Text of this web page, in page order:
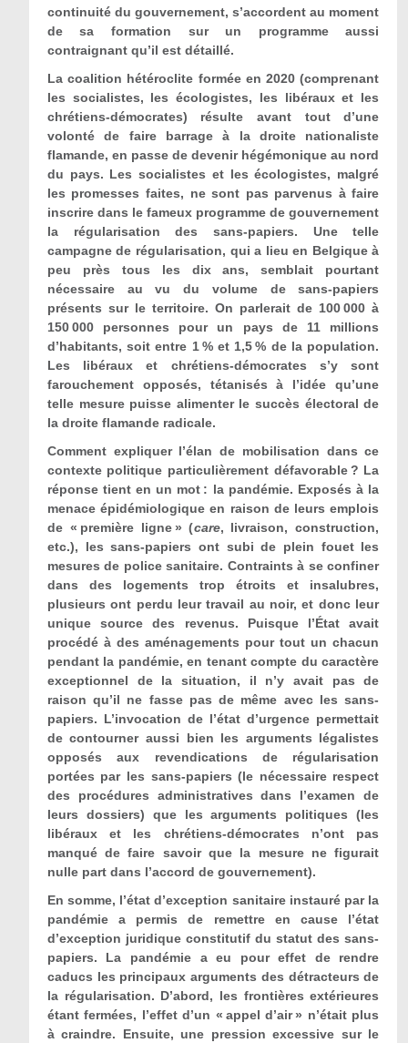
continuité du gouvernement, s’accordent au moment
de sa formation sur un programme aussi
contraignant qu’il est détaillé.
La coalition hétéroclite formée en 2020 (comprenant
les socialistes, les écologistes, les libéraux et les
chrétiens-démocrates) résulte avant tout d’une
volonté de faire barrage à la droite nationaliste
flamande, en passe de devenir hégémonique au nord
du pays. Les socialistes et les écologistes, malgré
les promesses faites, ne sont pas parvenus à faire
inscrire dans le fameux programme de gouvernement
la régularisation des sans-papiers. Une telle
campagne de régularisation, qui a lieu en Belgique à
peu près tous les dix ans, semblait pourtant
nécessaire au vu du volume de sans-papiers
présents sur le territoire. On parlerait de 100 000 à
150 000 personnes pour un pays de 11 millions
d’habitants, soit entre 1 % et 1,5 % de la population.
Les libéraux et chrétiens-démocrates s’y sont
farouchement opposés, tétanisés à l’idée qu’une
telle mesure puisse alimenter le succès électoral de
la droite flamande radicale.
Comment expliquer l’élan de mobilisation dans ce
contexte politique particulièrement défavorable ? La
réponse tient en un mot : la pandémie. Exposés à la
menace épidémiologique en raison de leurs emplois
de « première ligne » (care, livraison, construction,
etc.), les sans-papiers ont subi de plein fouet les
mesures de police sanitaire. Contraints à se confiner
dans des logements trop étroits et insalubres,
plusieurs ont perdu leur travail au noir, et donc leur
unique source des revenus. Puisque l’État avait
procédé à des aménagements pour tout un chacun
pendant la pandémie, en tenant compte du caractère
exceptionnel de la situation, il n’y avait pas de
raison qu’il ne fasse pas de même avec les sans-
papiers. L’invocation de l’état d’urgence permettait
de contourner aussi bien les arguments légalistes
opposés aux revendications de régularisation
portées par les sans-papiers (le nécessaire respect
des procédures administratives dans l’examen de
leurs dossiers) que les arguments politiques (les
libéraux et les chrétiens-démocrates n’ont pas
manqué de faire savoir que la mesure ne figurait
nulle part dans l’accord de gouvernement).
En somme, l’état d’exception sanitaire instauré par la
pandémie a permis de remettre en cause l’état
d’exception juridique constitutif du statut des sans-
papiers. La pandémie a eu pour effet de rendre
caducs les principaux arguments des détracteurs de
la régularisation. D’abord, les frontières extérieures
étant fermées, l’effet d’un « appel d’air » n’était plus
à craindre. Ensuite, une pression excessive sur le